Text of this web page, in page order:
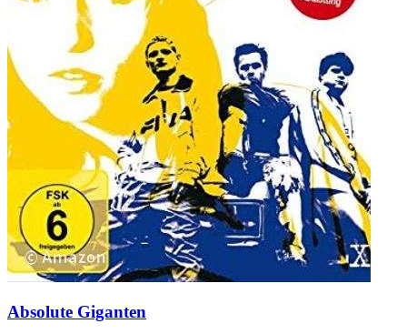
Absolute Giganten